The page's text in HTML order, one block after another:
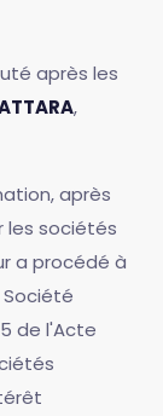
après les
,
après
les sociétés
a procédé à
de l'Acte